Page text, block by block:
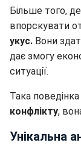
Більше того,
впорскувати
укус. Вони
дає змогу
ситуації.
Така
конфлікту,
Унікальна